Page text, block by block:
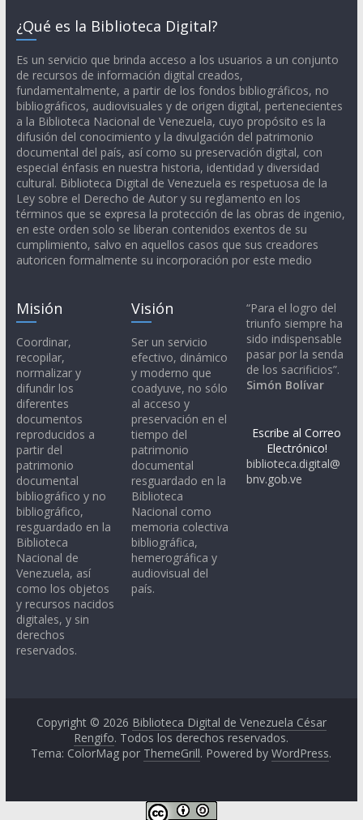
¿Qué es la Biblioteca Digital?
Es un servicio que brinda acceso a los usuarios a un conjunto
de recursos de información digital creados,
fundamentalmente, a partir de los fondos bibliográficos, no
bibliográficos, audiovisuales y de origen digital, pertenecientes
a la Biblioteca Nacional de Venezuela, cuyo propósito es la
difusión del conocimiento y la divulgación del patrimonio
documental del país, así como su preservación digital, con
especial énfasis en nuestra historia, identidad y diversidad
cultural. Biblioteca Digital de Venezuela es respetuosa de la
Ley sobre el Derecho de Autor y su reglamento en los
términos que se expresa la protección de las obras de ingenio,
en este orden solo se liberan contenidos exentos de su
cumplimiento, salvo en aquellos casos que sus creadores
autoricen formalmente su incorporación por este medio
Misión
Coordinar,
recopilar,
normalizar y
difundir los
diferentes
documentos
reproducidos a
partir del
patrimonio
documental
bibliográfico y no
bibliográfico,
resguardado en la
Biblioteca
Nacional de
Venezuela, así
como los objetos
y recursos nacidos
digitales, y sin
derechos
reservados.
Visión
Ser un servicio
efectivo, dinámico
y moderno que
coadyuve, no sólo
al acceso y
preservación en el
tiempo del
patrimonio
documental
resguardado en la
Biblioteca
Nacional como
memoria colectiva
bibliográfica,
hemerográfica y
audiovisual del
país.
“Para el logro del
triunfo siempre ha
sido indispensable
pasar por la senda
de los sacrificios”.
Simón Bolívar
Escribe al Correo
Electrónico!
biblioteca.digital@
bnv.gob.ve
Copyright © 2026 Biblioteca Digital de Venezuela César
Rengifo. Todos los derechos reservados.
Tema: ColorMag por ThemeGrill. Powered byWordPress.